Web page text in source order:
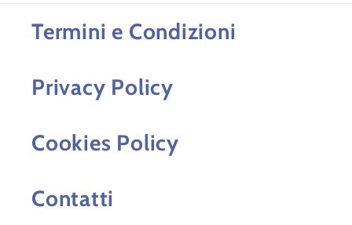
Termini e Condizioni
Privacy Policy
Cookies Policy
Contatti